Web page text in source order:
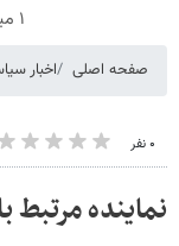
۱ میلیارد اعتبار خرید طلا | بدون ضامن و چک
صفحه اصلی اخبار
۰ نفر
نماینده